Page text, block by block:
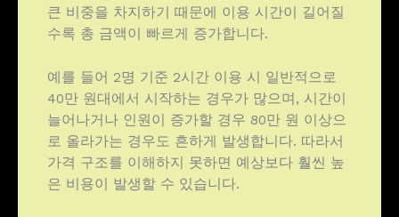
큰 비중을 차지하기 때문에 이용 시간이 길어질
수록 총 금액이 빠르게 증가합니다.
예를 들어 2명 기준 2시간 이용 시 일반적으로
40만 원대에서 시작하는 경우가 많으며, 시간이
늘어나거나 인원이 증가할 경우 80만 원 이상으
로 올라가는 경우도 흔하게 발생합니다. 따라서
가격 구조를 이해하지 못하면 예상보다 훨씬 높
은 비용이 발생할 수 있습니다.